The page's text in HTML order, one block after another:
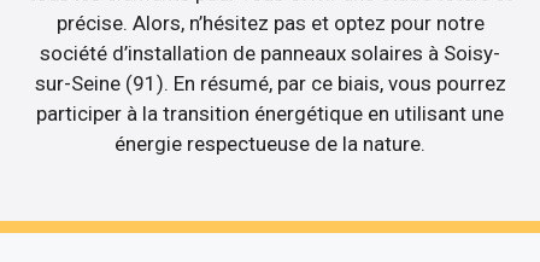
précise. Alors, n’hésitez pas et optez pour notre
société d’installation de panneaux solaires à Soisy-
sur-Seine (91). En résumé, par ce biais, vous pourrez
participer à la transition énergétique en utilisant une
énergie respectueuse de la nature.